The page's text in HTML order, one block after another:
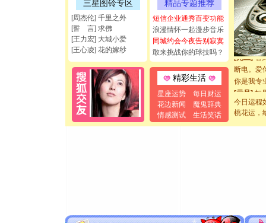
三星图铃专区
[周杰伦] 千里之外
[誓 言] 求佛
[王力宏] 大城小爱
[王心凌] 花的嫁纱
精品专题推荐
短信企业通秀百变功能
浪漫情怀一起漫步音乐
同城约会今夜告别寂寞
敢来挑战你的球技吗？
精彩生活
星座运势
每日财运
花边新闻
魔鬼辞典
情感测试
生活笑话
能正大光
都要快乐
[圣诞节]
如意,快
[元旦]看
断电。爱
你是我专
[元旦]
如
起；二是
离。水晶
送你一棵
今日运程
桃花运，